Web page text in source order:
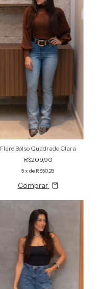
1/7
Flare Bolso Quadrado Clara
R$209,90
5x de R$50,29
Comprar